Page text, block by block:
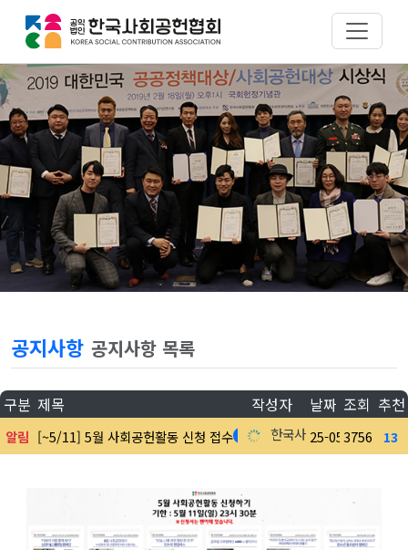
공지사항 공지사항 목록
구분 제목 작성자 날짜 조회 추천
알림 [~5/11] 5월 사회공헌활동 신청 접수 한국사회공헌협회
25-05-08
3756 13